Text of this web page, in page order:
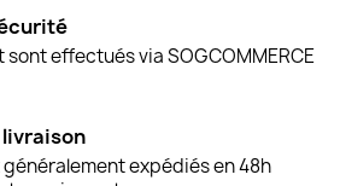
sont effectués via SOGCOMMERCE
généralement expédiés en 48h